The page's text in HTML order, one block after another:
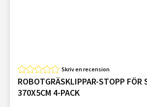
Skriv en recension
ROBOTGRÄSKLIPPAR-STOPP FÖR
370X5CM 4-PACK